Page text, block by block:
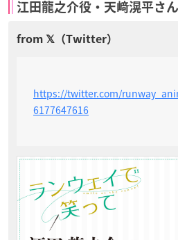
江田龍之介役・天﨑滉平さん
https://twitter.com/
6177647616